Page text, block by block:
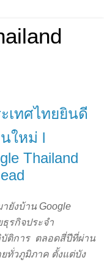
เทศไทยยินดี
ใหม่ l
Thailand
ยังบ้าน Google
รกิจประจำ
ติการ  ตลอดสี่ปีที่ผ่าน
ทั่วภูมิภาค ตั้งแต่บัง